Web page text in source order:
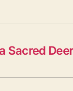
Sacred